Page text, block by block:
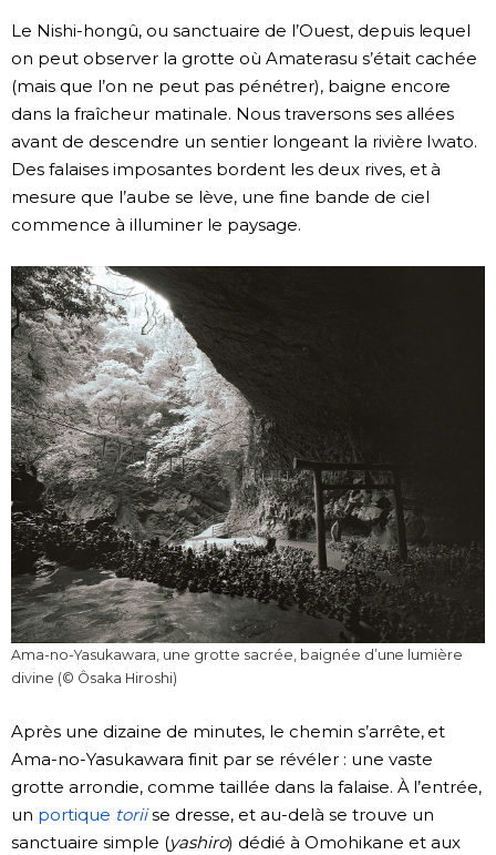
Le Nishi-hongû, ou sanctuaire de l’Ouest, depuis lequel
on peut observer la grotte où Amaterasu s’était cachée
(mais que l’on ne peut pas pénétrer), baigne encore
dans la fraîcheur matinale. Nous traversons ses allées
avant de descendre un sentier longeant la rivière Iwato.
Des falaises imposantes bordent les deux rives, et à
mesure que l’aube se lève, une fine bande de ciel
commence à illuminer le paysage.
Ama-no-Yasukawara, une grotte sacrée, baignée d’une lumière
divine (© Ôsaka Hiroshi)
Après une dizaine de minutes, le chemin s’arrête, et
Ama-no-Yasukawara finit par se révéler : une vaste
grotte arrondie, comme taillée dans la falaise. À l’entrée,
un portique toriise dresse, et au-delà se trouve un
sanctuaire simple (yashiro) dédié à Omohikane et aux